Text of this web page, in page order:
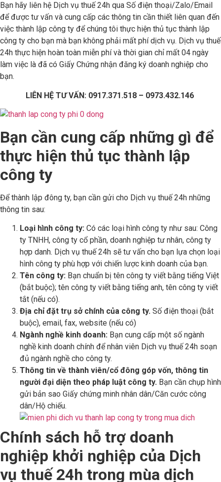
Bạn hãy liên hệ Dịch vụ thuế 24h qua Số điện thoại/Zalo/Email
để được tư vấn và cung cấp các thông tin cần thiết liên quan đến
việc thành lập công ty để chúng tôi thực hiện thủ tục thành lập
công ty cho bạn mà bạn không phải mất phí dịch vụ. Dịch vụ thuế
24h thực hiện hoàn toàn miễn phí và thời gian chỉ mất 04 ngày
làm việc là đã có Giấy Chứng nhận đăng ký doanh nghiệp cho
bạn.
LIÊN HỆ TƯ VẤN: 0917.371.518 – 0973.432.146
Bạn cần cung cấp những gì để
thực hiện thủ tục thành lập
công ty
Để thành lập đông ty, bạn cần gửi cho Dịch vụ thuế 24h những
thông tin sau:
Loại hình công ty: Có các loại hình công ty như sau: Công
ty TNHH, công ty cổ phần, doanh nghiệp tư nhân, công ty
hợp danh. Dịch vụ thuế 24h sẽ tư vấn cho bạn lựa chọn loại
hình công ty phù hợp với chiến lược kinh doanh của bạn.
Tên công ty: Bạn chuẩn bị tên công ty viết bằng tiếng Việt
(bắt buộc); tên công ty viết bằng tiếng anh, tên công ty viết
tắt (nếu có).
Địa chỉ đặt trụ sở chính của công ty. Số điện thoại (bắt
buộc), email, fax, website (nếu có)
Ngành nghề kinh doanh: Bạn cung cấp một số ngành
nghề kinh doanh chính để nhân viên Dịch vụ thuế 24h soạn
đủ ngành nghề cho công ty.
Thông tin về thành viên/cổ đông góp vốn, thông tin
người đại diện theo pháp luật công ty. Bạn cần chụp hình
gửi bản sao Giấy chứng minh nhân dân/Căn cước công
dân/Hộ chiếu.
Chính sách hỗ trợ doanh
nghiệp khởi nghiệp của Dịch
vụ thuế 24h trong mùa dịch